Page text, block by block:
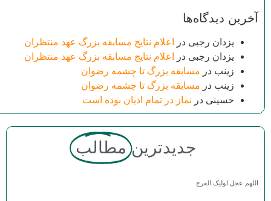
آخرین دیدگاه‌ها
یزدان رجبیدراعلام نتایج مسابقه بزرگ عهد منتظران
یزدان رجبیدراعلام نتایج مسابقه بزرگ عهد منتظران
زینبدرمسابقه بزرگ تا چشمه رضوان
زینبدرمسابقه بزرگ تا چشمه رضوان
حسینیدرنماز در تمام ادیان بوده است
جدیدترین مطالب
اللهم عجل لولیک الفرج